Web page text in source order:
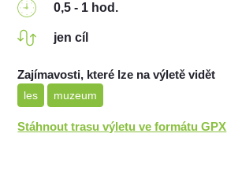
0,5 - 1 hod.
jen cíl
Zajímavosti, které lze na výletě vidět
les muzeum
Stáhnout trasu výletu ve formátu GPX